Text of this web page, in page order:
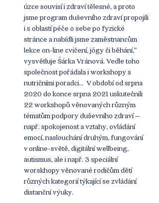
úzce souvisí i zdraví tělesné, a proto
jsme program duševního zdraví propojili
i s oblastí péče o sebe po fyzické
stránce a nabídli jsme zaměstnancům
lekce on-line cvičení, jógy či běhání,”
vysvětluje Šárka Vránová. Vedle toho
společnost pořádala i workshopy s
nutričními poradci…  V období od srpna
2020 do konce srpna 2021 uskutečnili
22 workshopů věnovaných různým
tématům podpory duševního zdraví –
např. spokojenost a vztahy, ovládání
emocí, naslouchání druhým, fungování
v online-světě, digitální wellbeing,
autismus, ale i např. 3 speciální
worskhopy věnované rodičům dětí
různých kategorií týkající se zvládání
distanční výuky.